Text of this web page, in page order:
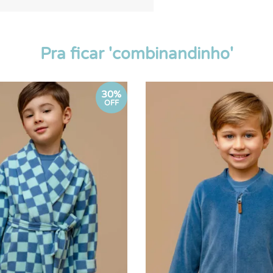
Pra ficar 'combinandinho'
30%
OFF